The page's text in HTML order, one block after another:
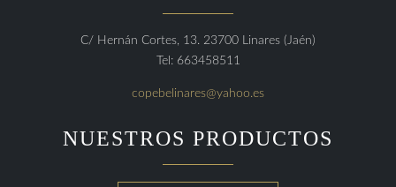
C/ Hernán Cortes, 13. 23700 Linares (Jaén)
Tel: 663458511
copebelinares@yahoo.es
NUESTROS PRODUCTOS